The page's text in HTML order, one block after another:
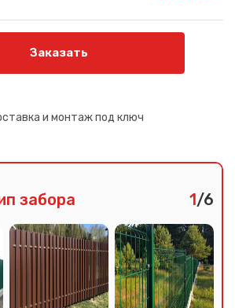
Заказать
и монтаж под ключ
забора 1/6